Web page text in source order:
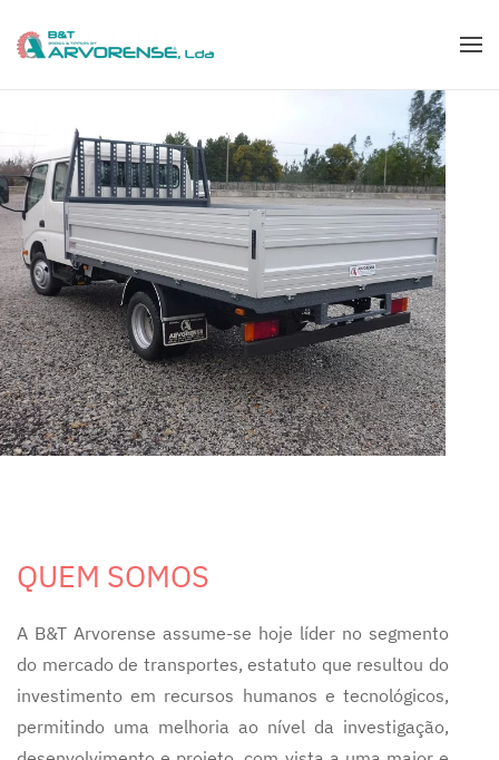
QUEM SOMOS
A B&T Arvorense assume-se hoje líder no segmento
do mercado de transportes, estatuto que resultou do
investimento em recursos humanos e tecnológicos,
permitindo uma melhoria ao nível da investigação,